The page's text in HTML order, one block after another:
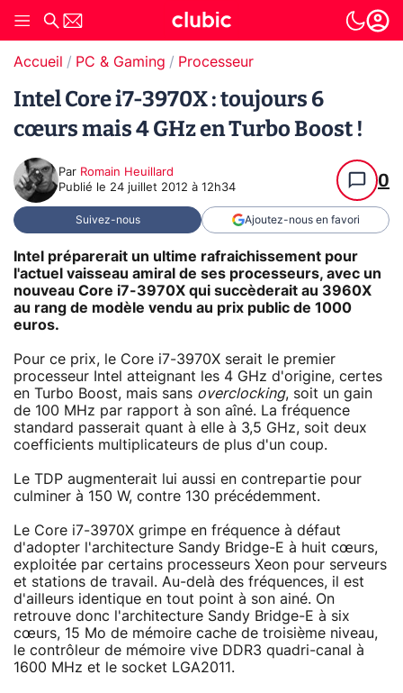
Accueil PC & Gaming Processeur
Intel Core i7-3970X : toujours 6
cœurs mais 4 GHz en Turbo Boost !
Par Romain Heuillard
Publié le 24 juillet 2012 à 12h34 0
Suivez-nous Ajoutez-nous en favori
Intel préparerait un ultime rafraichissement pour
l'actuel vaisseau amiral de ses processeurs, avec un
nouveau Core i7-3970X qui succèderait au 3960X
au rang de modèle vendu au prix public de 1000
euros.
Pour ce prix, le Core i7-3970X serait le premier
processeur Intel atteignant les 4 GHz d'origine, certes
en Turbo Boost, mais sans overclocking, soit un gain
de 100 MHz par rapport à son aîné. La fréquence
standard passerait quant à elle à 3,5 GHz, soit deux
coefficients multiplicateurs de plus d'un coup.
Le TDP augmenterait lui aussi en contrepartie pour
culminer à 150 W, contre 130 précédemment.
Le Core i7-3970X grimpe en fréquence à défaut
d'adopter l'architecture Sandy Bridge-E à huit cœurs,
exploitée par certains processeurs Xeon pour serveurs
et stations de travail. Au-delà des fréquences, il est
d'ailleurs identique en tout point à son ainé. On
retrouve donc l'architecture Sandy Bridge-E à six
cœurs, 15 Mo de mémoire cache de troisième niveau,
le contrôleur de mémoire vive DDR3 quadri-canal à
1600 MHz et le socket LGA2011.